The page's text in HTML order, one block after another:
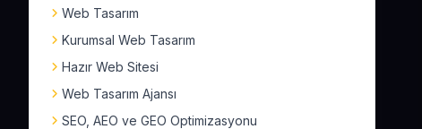
Web Tasarım
Kurumsal Web Tasarım
Hazır Web Sitesi
Web Tasarım Ajansı
SEO, AEO ve GEO Optimizasyonu